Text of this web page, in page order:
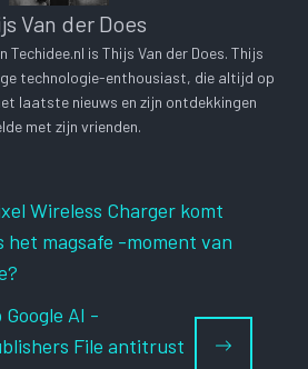
Van der Does
Techidee.nl is Thijs Van der Does. Thijs
technologie-enthousiast, die altijd op
laatste nieuws en zijn ontdekkingen
met zijn vrienden.
Wireless Charger komt
het magsafe -moment van
AI -
File antitrust